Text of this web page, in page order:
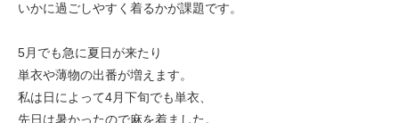
いかに過ごしやすく着るかが課題です。
5月でも急に夏日が来たり
単衣や薄物の出番が増えます。
私は日によって4月下旬でも単衣、
先日は暑かったので麻を着ました。